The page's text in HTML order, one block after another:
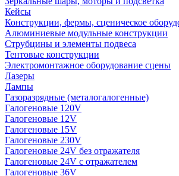
Кейсы
Конструкции, фермы, сценическое
Алюминиевые модульные конструкции
Струбцины и элементы подвеса
Тентовые конструкции
Электромонтажное оборудование сцены
Лазеры
Лампы
Газоразрядные (металогалогенные)
Галогеновые 120V
Галогеновые 12V
Галогеновые 15V
Галогеновые 230V
Галогеновые 24V без отражателя
Галогеновые 24V с отражателем
Галогеновые 36V